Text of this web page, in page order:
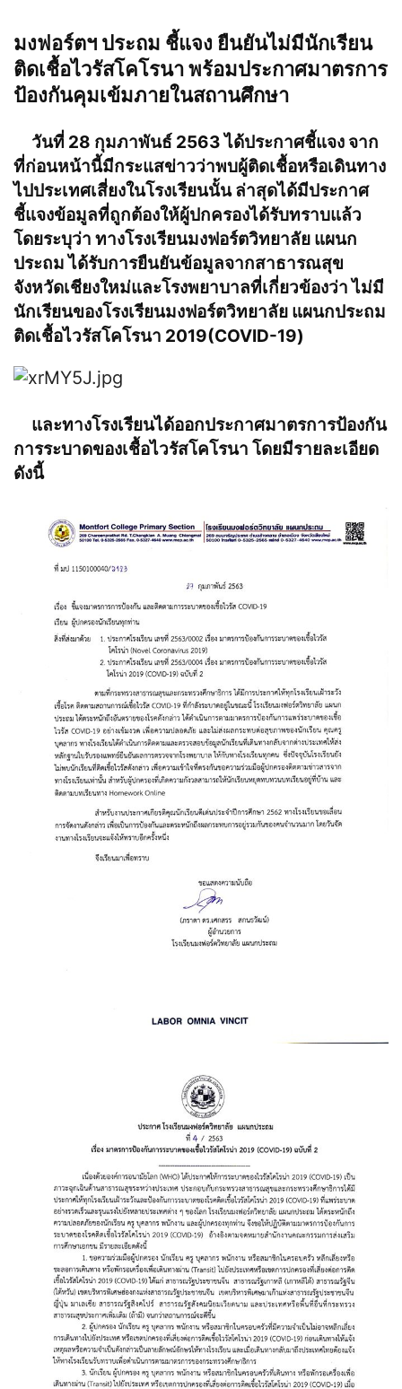
มงฟอร์ตฯ ประถม ชี้แจง ยืนยันไม่มีนักเรียน
ติดเชื้อไวรัสโคโรนา พร้อมประกาศมาตรการ
ป้องกันคุมเข้มภายในสถานศึกษา
วันที่ 28 กุมภาพันธ์ 2563 ได้ประกาศชี้แจง จาก
ที่ก่อนหน้านี้มีกระแสข่าวว่าพบผู้ติดเชื้อหรือเดินทาง
ไปประเทศเสี่ยงในโรงเรียนนั้น ล่าสุดได้มีประกาศ
ชี้แจงข้อมูลที่ถูกต้องให้ผู้ปกครองได้รับทราบแล้ว
โดยระบุว่า ทางโรงเรียนมงฟอร์ตวิทยาลัย แผนก
ประถม ได้รับการยืนยันข้อมูลจากสาธารณสุข
จังหวัดเชียงใหม่และโรงพยาบาลที่เกี่ยวข้องว่า ไม่มี
นักเรียนของโรงเรียนมงฟอร์ตวิทยาลัย แผนกประถม
ติดเชื้อไวรัสโคโรนา 2019(COVID-19)
และทางโรงเรียนได้ออกประกาศมาตรการป้องกัน
การระบาดของเชื้อไวรัสโคโรนา โดยมีรายละเอียด
ดังนี้